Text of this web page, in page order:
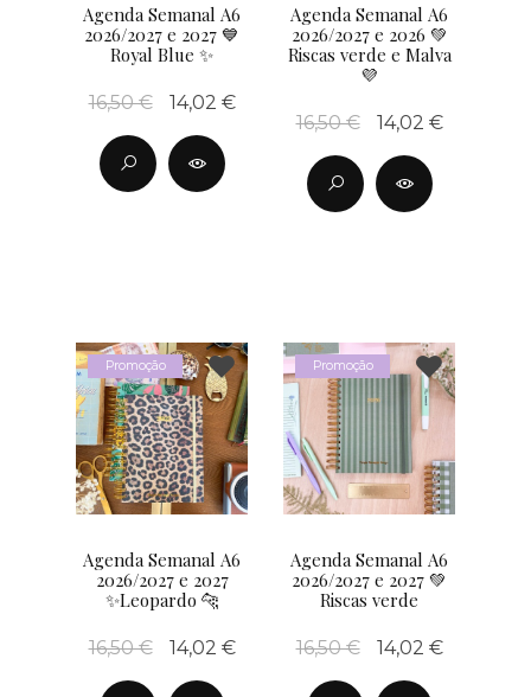
Agenda Semanal A6
2026/2027 e 2027 💙
Royal Blue ✨
16,50 € 14,02 €
Agenda Semanal A6
2026/2027 e 2026 💚
Riscas verde e Malva
💜
16,50 € 14,02 €
Promoção
Agenda Semanal A6
2026/2027 e 2027
✨Leopardo 🐆
16,50 € 14,02 €
Promoção
Agenda Semanal A6
2026/2027 e 2027 💚
Riscas verde
16,50 € 14,02 €